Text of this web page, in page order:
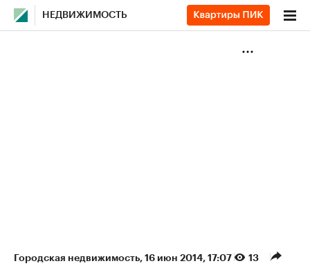
НЕДВИЖИМОСТЬ
Городская недвижимость⁠, 16 июн 2014, 17:07 13